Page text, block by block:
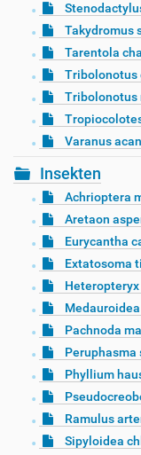
Takydromus
Tarentola
Tribolonotus
Tribolonotus
Varanus
Insekten
Achrioptera
Aretaon
Eurycantha
Extatosoma
Pachnoda
Peruphasma
Phyllium
Ramulus
Sipyloidea